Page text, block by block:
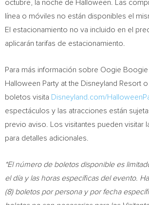
octubre, la noche de Halloween. Las
línea o móviles no están disponibles el
El estacionamiento no va incluido en el
aplicarán tarifas de estacionamiento.
Para más información sobre Oogie
Halloween Party at the Disneyland Resort
boletos visita Disneyland.com/
espectáculos y las atracciones están
previo aviso. Los visitantes pueden visitar
para detalles adicionales.
*El número de boletos disponible es
el día y las horas específicas del evento.
(8) boletos por persona y por fecha